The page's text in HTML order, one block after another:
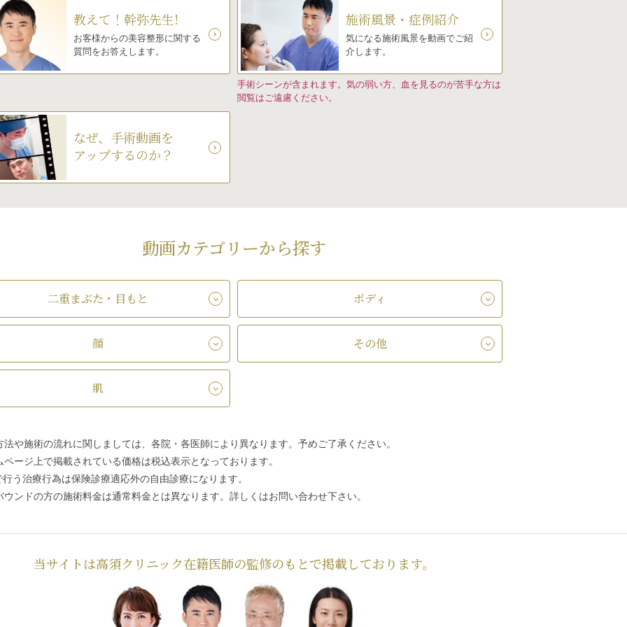
教えて！幹弥先生!
お客様からの美容整形に関する
質問をお答えします。
施術風景・症例紹介
気になる施術風景を動画でご紹
介します。
手術シーンが含まれます。気の弱い方、血を見るのが苦手な方は
閲覧はご遠慮ください。
なぜ、手術動画を
アップするのか？
動画カテゴリーから探す
二重まぶた・目もと
顔
肌
ボディ
その他
や施術の流れに関しましては、各院・各医師により異なります。予めご了承ください。
ージ上で掲載されている価格は税込表示となっております。
う治療行為は保険診療適応外の自由診療になります。
ンドの方の施術料金は通常料金とは異なります。詳しくはお問い合わせ下さい。
当サイトは高須クリニック在籍医師の監修のもとで掲載しております。